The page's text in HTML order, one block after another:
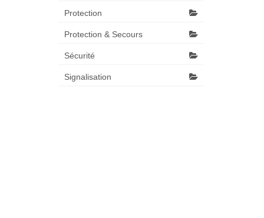
Protection
Protection & Secours
Sécurité
Signalisation